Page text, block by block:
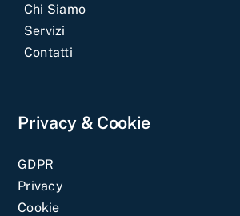
Chi Siamo
Servizi
Contatti
Privacy & Cookie
GDPR
Privacy
Cookie